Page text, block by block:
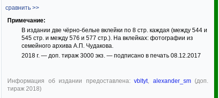
сравнить >>
Примечание:
В издании две чёрно-белые вклейки по 8 стр. каждая (между 544 и
545 стр. и между 576 и 577 стр.). На вклейках: фотографии из
семейного архива А.П. Чудакова.
2018 г. — доп. тираж 3000 экз. — подписано в печать 08.12.2017
Информация об издании предоставлена: vbltyt, alexander_sm(доп.
тираж 2018)